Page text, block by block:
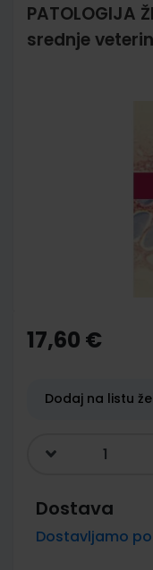
PATOLOGIJA
srednje
the
beginning
gallery
17,60 €
Dodaj na listu
Dostava
Dostavljamo